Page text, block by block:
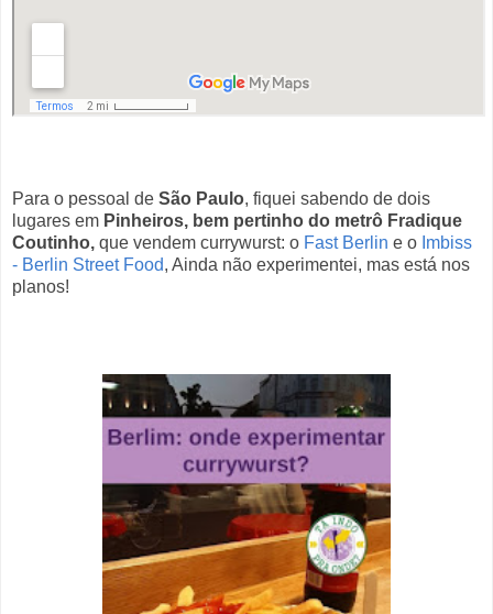
Para o pessoal de São Paulo, fiquei sabendo de dois
lugares em Pinheiros, bem pertinho do metrô Fradique
Coutinho, que vendem currywurst: o Fast Berlin e o Imbiss
- Berlin Street Food, Ainda não experimentei, mas está nos
planos!